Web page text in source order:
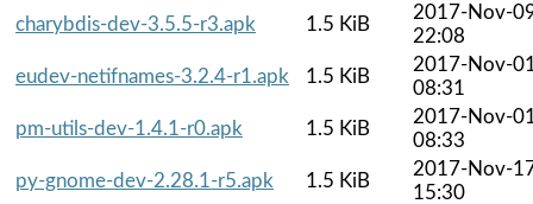
charybdis-dev-3.5.5-r3.apk
1.5 KiB
2017-Nov-
22:08
eudev-netifnames-3.2.4-r1.apk
1.5 KiB
2017-Nov-
08:31
pm-utils-dev-1.4.1-r0.apk
1.5 KiB
2017-Nov-
08:33
py-gnome-dev-2.28.1-r5.apk
1.5 KiB
2017-Nov-
15:30